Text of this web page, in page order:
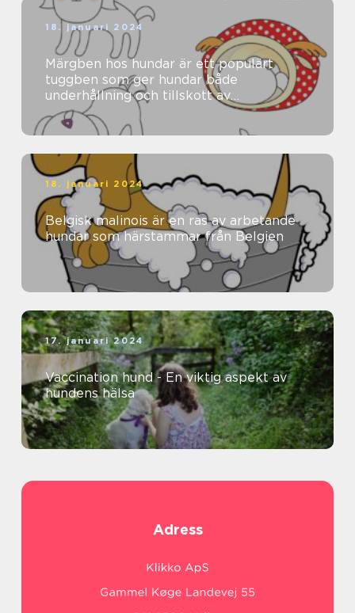
18. januari 2024
Märgben hos hundar är ett populärt
tuggben som ger hundar både
underhållning och tillskott av
näringsämnen
18. januari 2024
Belgisk malinois är en ras av arbetande
hundar som härstammar från Belgien
17. januari 2024
Vaccination hund - En viktig aspekt av
hundens hälsa
Adress